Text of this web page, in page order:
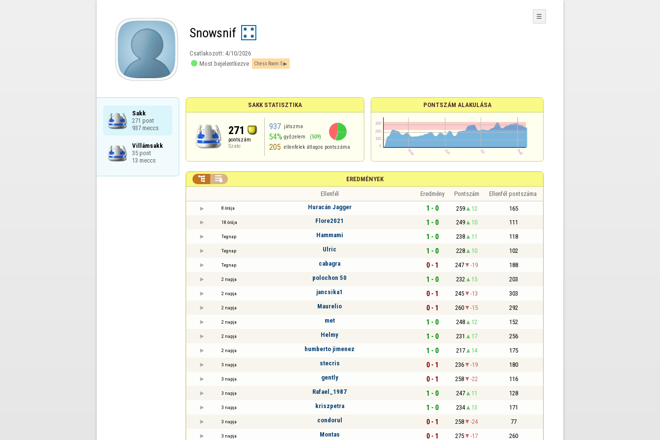
Snowsnif
Csatlakozott: 4/10/2026
 Most bejelentkezve Chess Room 5
☰
Sakk
271 pont
937 meccs
Villámsakk
35 pont
13 meccs
SAKK STATISZTIKA
271
pontszám
Szaki
937 játszma
54% győzelem (509)
205 ellenfelek átlagos pontszáma
PONTSZÁM ALAKULÁSA
EREDMÉNYEK
 
Ellenfél Eredmény Pontszám Ellenfél pontszáma
8 órája Huracán Jagger 1 - 0 259 12 165
18 órája Flore2021 1 - 0 249 10 111
Tegnap Hammami 1 - 0 238 11 118
Tegnap Ulric 1 - 0 228 10 102
Tegnap cabagra 0 - 1 247 -19 188
2 napja polochon 50 1 - 0 232 15 203
2 napja jancsika1 0 - 1 245 -13 303
2 napja Maurelio 0 - 1 260 -15 292
2 napja met 1 - 0 248 12 152
2 napja Helmy 1 - 0 231 17 256
2 napja humberto jimenez 1 - 0 217 14 175
3 napja stecris 0 - 1 236 -19 180
3 napja gently 0 - 1 258 -22 116
3 napja Rafael_1987 1 - 0 247 11 128
3 napja kriszpetra 1 - 0 234 13 171
3 napja condorul 0 - 1 258 -24 77
3 napja Montas 0 - 1 275 -17 260